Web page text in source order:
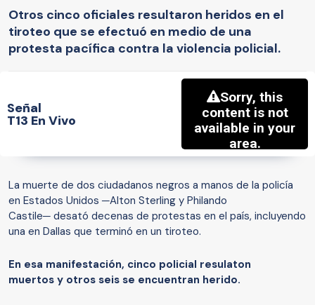
Otros cinco oficiales resultaron heridos en el
tiroteo que se efectuó en medio de una
protesta pacífica contra la violencia policial.
Señal
T13 En Vivo
La muerte de dos ciudadanos negros a manos de la policía
en Estados Unidos ─Alton Sterling y Philando
Castile─ desató decenas de protestas en el país, incluyendo
una en Dallas que terminó en un tiroteo.
En esa manifestación, cinco policial resulaton
muertos y otros seis se encuentran herido.